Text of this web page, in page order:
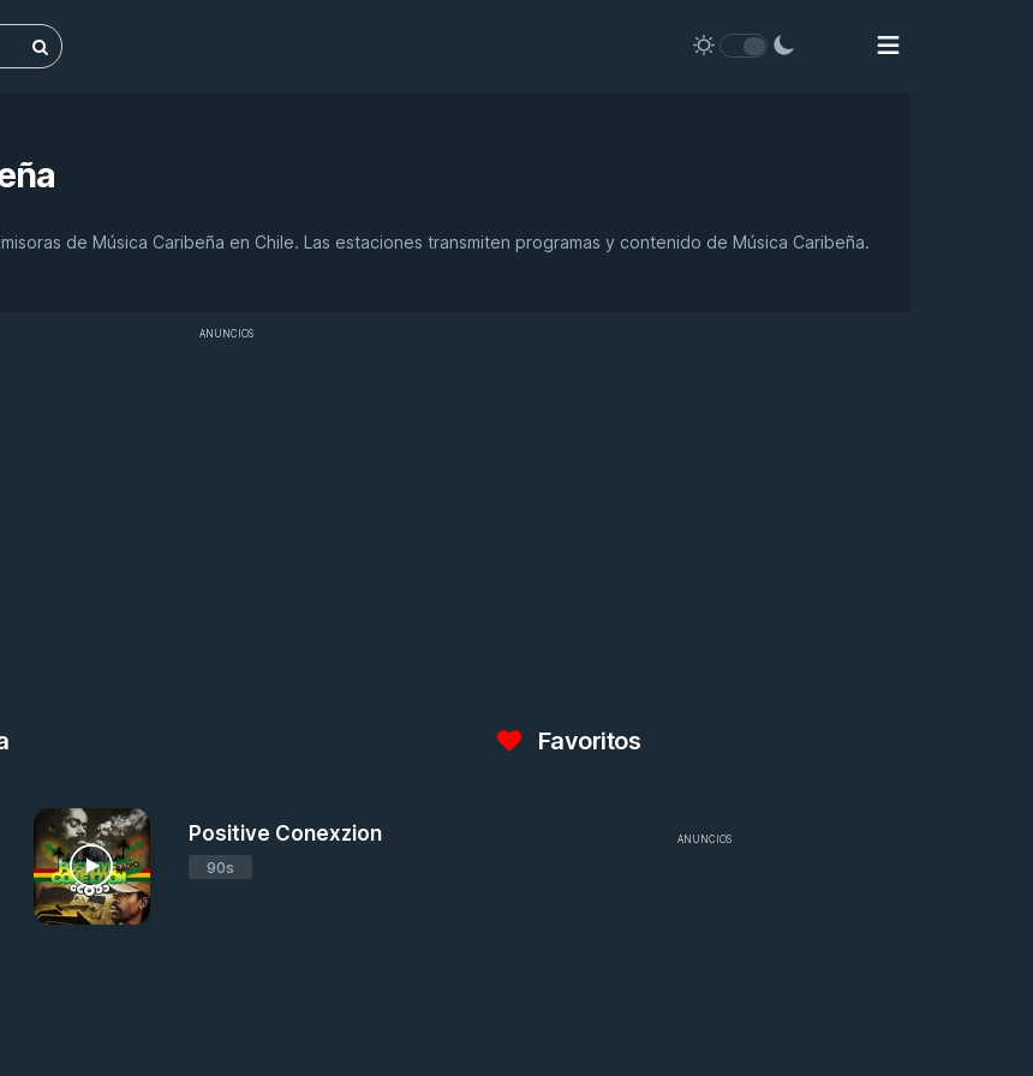
de Música Caribeña en Chile. Las estaciones transmiten programas y contenido de Música Caribeña.
ANUNCIOS
Positive Conexzion
90s
Favoritos
ANUNCIOS